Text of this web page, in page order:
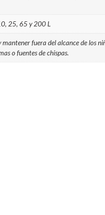
25, 65 y 200 L
fuera del alcance de los
o fuentes de chispas.